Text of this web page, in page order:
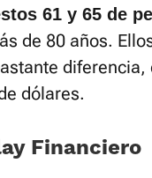
61 y 65 de
de 80 años.
diferencia,
dólares.
Financiero